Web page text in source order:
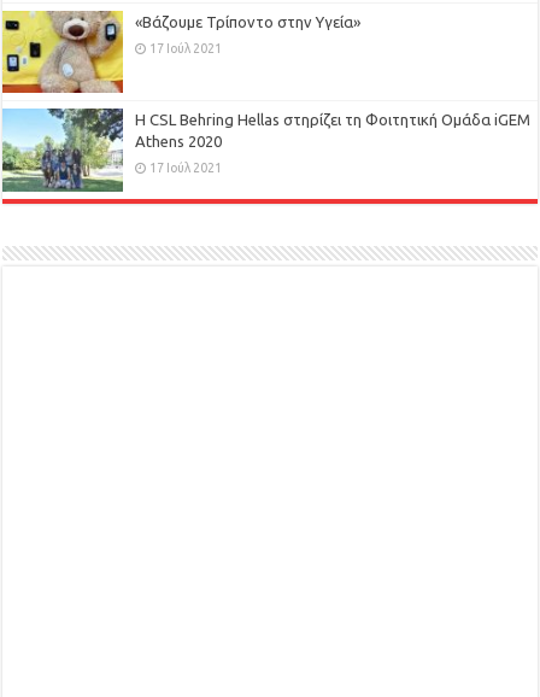
«Βάζουμε Τρίποντο στην Υγεία»
17 Ιούλ 2021
H CSL Behring Hellas στηρίζει τη Φοιτητική Ομάδα iGEM
Athens 2020
17 Ιούλ 2021